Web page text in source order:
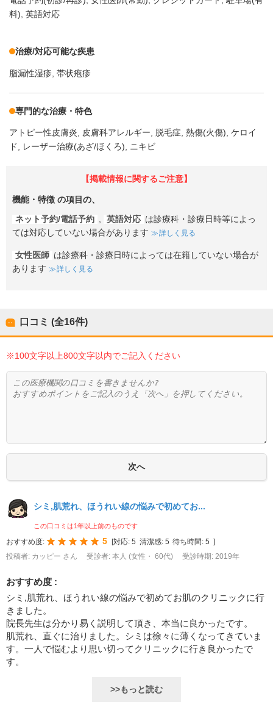
料) 英語対応
治療/対応可能な疾患
脂漏性湿疹 帯状疱疹
専門的な治療・特色
アトピー性皮膚炎 皮膚科アレルギー 脱毛症 熱傷(火傷) ケロイ
ド
レーザー治療(あざ/ほくろ) ニキビ
【掲載情報に関するご注意】
機能・特徴 の項目の、
ネット予約/電話予約 英語対応 は診療科・診療日時等によっ
ては対応していない場合があります
詳しく見る
女性医師 は診療科・診療日時によっては在籍していない場合が
あります
詳しく見る
口コミ (全16件)
※100文字以上800文字以内でご記入ください
シミ,肌荒れ、ほうれい線の悩みで初めてお...
この口コミは1年以上前のものです
おすすめ度: 5 [対応: 5 清潔感: 5 待ち時間: 5 ]
投稿者: カッピー さん
受診者: 本人 (女性・ 60代) 受診時期: 2019年
おすすめ度 :
シミ,肌荒れ、ほうれい線の悩みで初めてお肌のクリニックに行
きました。
院長先生は分かり易く説明して頂き、本当に良かったです。
肌荒れ、直ぐに治りました。シミは徐々に薄くなってきていま
す。一人で悩むより思い切ってクリニックに行き良かったで
す。
>>もっと読む